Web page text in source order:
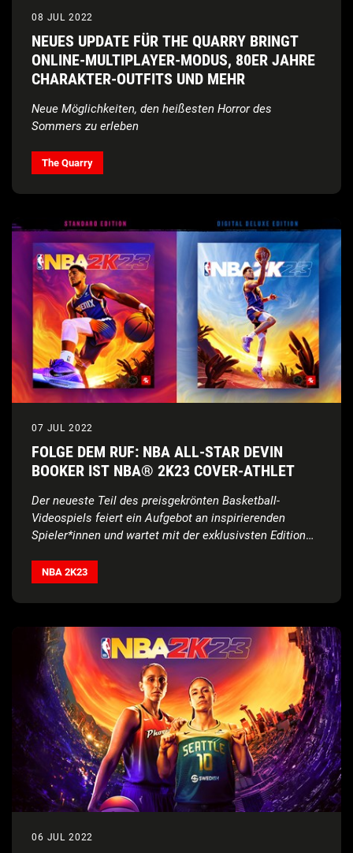
08 JUL 2022
NEUES UPDATE FÜR THE QUARRY BRINGT
ONLINE-MULTIPLAYER-MODUS, 80ER JAHRE
CHARAKTER-OUTFITS UND MEHR
Neue Möglichkeiten, den heißesten Horror des
Sommers zu erleben
The Quarry
07 JUL 2022
FOLGE DEM RUF: NBA ALL-STAR DEVIN
BOOKER IST NBA® 2K23 COVER-ATHLET
Der neueste Teil des preisgekrönten Basketball-
Videospiels feiert ein Aufgebot an inspirierenden
Spieler*innen und wartet mit der exklusivsten Edition
NBA 2K23
06 JUL 2022